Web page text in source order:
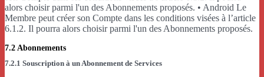
alors choisir parmi l'un des Abonnements proposés. • Android Le
Membre peut créer son Compte dans les conditions visées à l’article
6.1.2. Il pourra alors choisir parmi l'un des Abonnements proposés.
7.2 Abonnements
7.2.1 Souscription à un Abonnement de Services